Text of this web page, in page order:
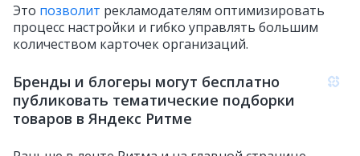
Это позволит рекламодателям оптимизировать
процесс настройки и гибко управлять большим
количеством карточек организаций.
Бренды и блогеры могут бесплатно
публиковать тематические подборки
товаров в Яндекс Ритме